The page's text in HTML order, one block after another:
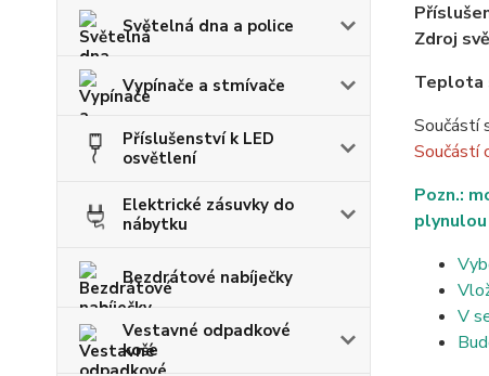
Světelná dna a police
Vypínače a stmívače
Příslušenství k LED
osvětlení
Elektrické zásuvky do
nábytku
Bezdrátové nabíječky
Vestavné odpadkové
koše
Zdroj
Teplota
Součástí
Součástí
Pozn.:
V